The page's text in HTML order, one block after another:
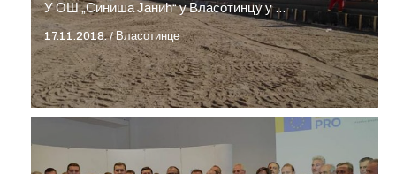
У ОШ „Синиша Јанић“ у Власотинцу у …
17.11.2018./ Власотинце